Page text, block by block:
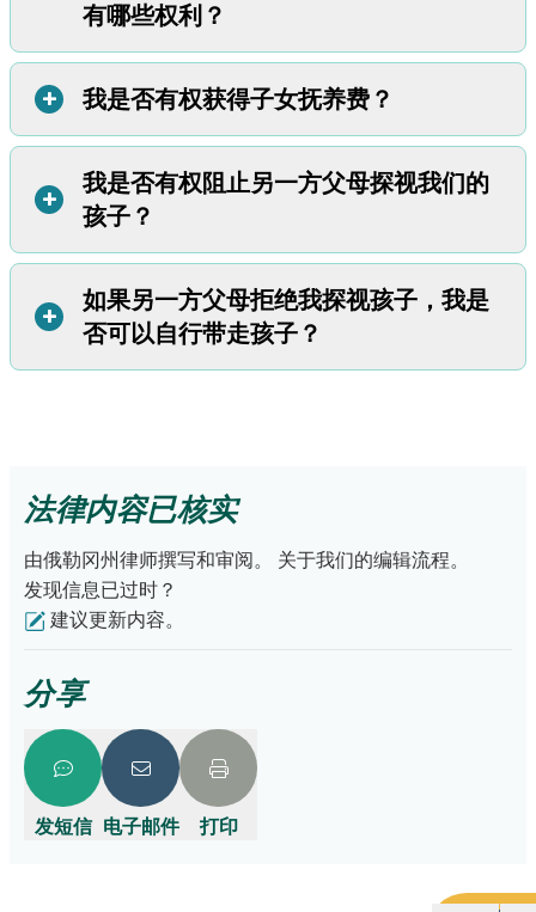
因虐待或严重忽视孩子，州政府终止您的父母权利
在孩子与您在一起时，做出日常育儿决定。
在孩子与您在一起时，为孩子做出紧急医疗决定。
查看孩子的政府和执法记录。
从医疗服务提供者处获取孩子的医疗信息。
在另一方父母不遵守亲子时间安排或亲子计划时，寻求法院
有哪些权利？
法庭诉讼外达成的协议不具法律效力。双方父母均无义务遵
守该协议，且可随时改变主意。在这种情况下，您仍享有与
法定父母相同的权利。
要使您的协议具有法律约束力，您必须通过法律程序：
如果您与另一方父母未婚：
护权诉讼程序。如果您已准备好提起监护权诉讼，请访问此
页面详细了解监护权。
如果您与另一方父母已婚：您需要提起离婚诉讼并完成离婚
诉讼程序。如果您已准备好提起离婚诉讼，请访问此页面了
解更多信息。
我是否有权获得子女抚养费？
+
作为法定父母，您有权要求另一方父母支付子女抚养费。
女抚养费是一方父母每月向另一方支付的现金款项。通常，
主要抚养孩子的父母会从另一方获得子女抚养费。
在线子女抚养费计算器。
欲详细了解子女抚养费，请点击此处。
我是否有权阻止另一方父母探视我们的
孩子？
+
视情况而定。
如果没有监护令：任何一方父母都可以阻止孩子与另一方见
面。但父母应谨慎行事，因为如果日后上法庭争取监护权，
如果正在进行监护权或离婚诉讼：
临时命令
。临时命令是诉讼期间必须遵守的法律文件，案件
结束后并获得法院的最终判决时失效。如不确定是否有临时
命令，请联系当地巡回法院
如果另一方父母拒绝我探视孩子，我是
否可以自行带走孩子？
+
考虑孩子的最佳利益
不要使用暴力或违法行为
如果您有监护令：您可以
处详细了解如何应对一方父母不遵守法院判决。
令。临时命令是诉讼期间必须遵守的法律文件，案件结束后
本列表第一点）。如果有临时命令，那么您可以寻求法院或
警察帮助（参考本列表第二点）。如不确定是否有临时命
令，请联系当地巡回法院咨询。
法律内容已核实
由俄勒冈州律师撰写和审阅。
关于我们的编辑流程。
发现信息已过时？
建议更新内容。
分享
发短信 电子邮件 打印